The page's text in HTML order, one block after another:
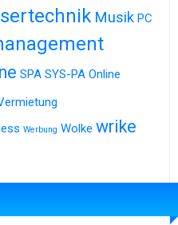
Musik PC
SPA SYS-PA Online
Werbung Wolke wrike